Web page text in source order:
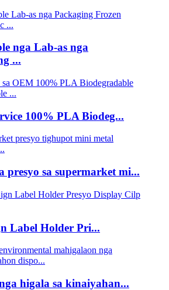
nga Lab-as nga
...
100% PLA Biodeg...
presyo sa supermarket mi...
Label Holder Pri...
higala sa kinaiyahan...